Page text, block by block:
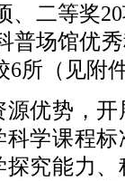
、二等奖
普场馆优
6所（见附
优势，开
学课程
究能力